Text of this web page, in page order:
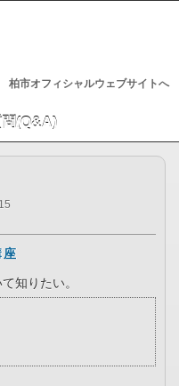
柏市オフィシャルウェブサイトへ
座
知りたい。